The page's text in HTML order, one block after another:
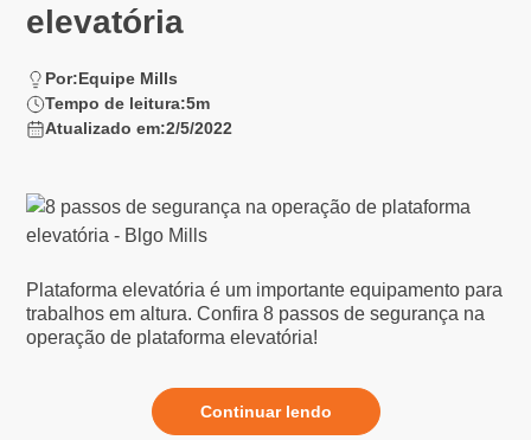
elevatória
Por:Equipe Mills
Tempo de leitura:5m
Atualizado em:2/5/2022
Plataforma elevatória é um importante equipamento para
trabalhos em altura. Confira 8 passos de segurança na
operação de plataforma elevatória!
Continuar lendo